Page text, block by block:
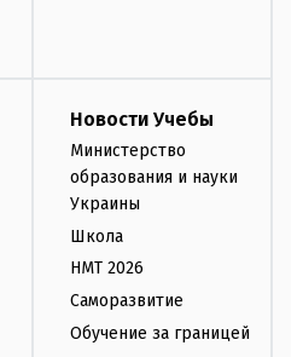
Новости Учебы
Министерство
образования и науки
Украины
Школа
НМТ 2026
Саморазвитие
Обучение за границей